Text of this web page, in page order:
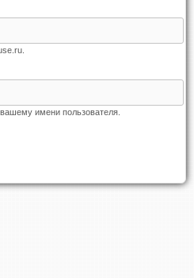
имени пользователя.